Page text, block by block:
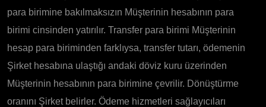
para birimine bakılmaksızın Müşterinin hesabının para
birimi cinsinden yatırılır. Transfer para birimi Müşterinin
hesap para biriminden farklıysa, transfer tutarı, ödemenin
Şirket hesabına ulaştığı andaki döviz kuru üzerinden
Müşterinin hesabının para birimine çevrilir. Dönüştürme
oranını Şirket belirler. Ödeme hizmetleri sağlayıcıları